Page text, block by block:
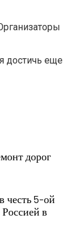
достичь еще
дорог
честь 5-ой
в